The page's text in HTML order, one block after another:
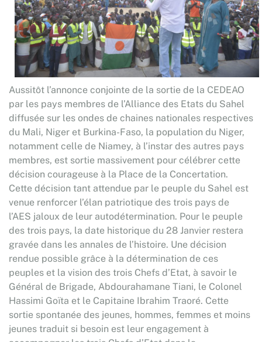
Aussitôt l’annonce conjointe de la sortie de la CEDEAO
par les pays membres de l’Alliance des Etats du Sahel
diffusée sur les ondes de chaines nationales respectives
du Mali, Niger et Burkina-Faso, la population du Niger,
notamment celle de Niamey, à l’instar des autres pays
membres, est sortie massivement pour célébrer cette
décision courageuse à la Place de la Concertation.
Cette décision tant attendue par le peuple du Sahel est
venue renforcer l’élan patriotique des trois pays de
l’AES jaloux de leur autodétermination. Pour le peuple
des trois pays, la date historique du 28 Janvier restera
gravée dans les annales de l’histoire. Une décision
rendue possible grâce à la détermination de ces
peuples et la vision des trois Chefs d’Etat, à savoir le
Général de Brigade, Abdourahamane Tiani, le Colonel
Hassimi Goïta et le Capitaine Ibrahim Traoré. Cette
sortie spontanée des jeunes, hommes, femmes et moins
jeunes traduit si besoin est leur engagement à